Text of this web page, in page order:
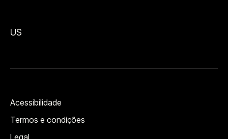
US
Acessibilidade
Termos e condições
Legal